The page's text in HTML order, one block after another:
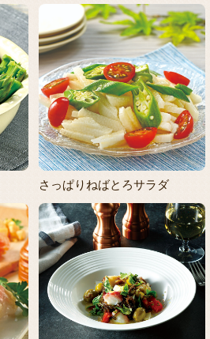
さっぱりねばとろサラダ